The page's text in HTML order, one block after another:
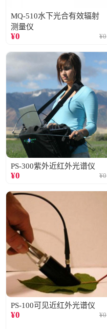
MQ-510水下光合有效辐射
测量仪
¥0 ¥0
PS-300紫外近红外光谱仪
¥0 ¥0
PS-100可见近红外光谱仪
¥0 ¥0